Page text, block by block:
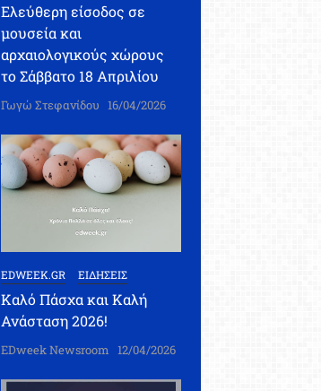
Ελεύθερη είσοδος σε
μουσεία και
αρχαιολογικούς χώρους
το Σάββατο 18 Απριλίου
Γωγώ Στεφανίδου 16/04/2026
EDWEEK.GR ΕΙΔΗΣΕΙΣ
Καλό Πάσχα και Καλή
Ανάσταση 2026!
EDweek Newsroom 12/04/2026